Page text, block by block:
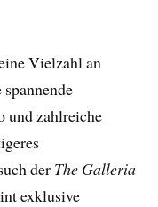
Vielzahl an
und zahlreiche
der The Galleria
exklusive